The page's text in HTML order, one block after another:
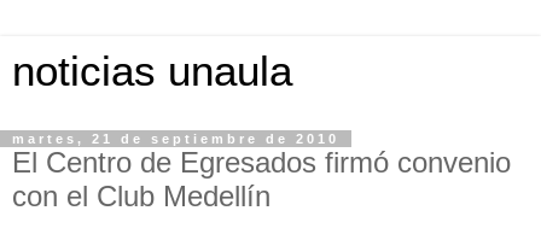
noticias unaula
martes, 21 de septiembre de 2010
El Centro de Egresados firmó convenio
con el Club Medellín